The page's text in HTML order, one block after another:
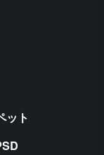
ット